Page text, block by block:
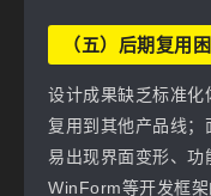
（五）后期复用
设计成果缺乏标准化
复用到其他产品线；
易出现界面变形、功
WinForm等开发框